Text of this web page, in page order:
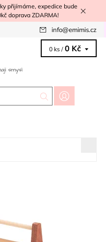
přijímáme, expedice bude
doprava ZDARMA!
info@emimis.cz
0 ks / 0 Kč